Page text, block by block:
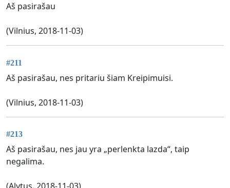
Aš pasirašau
(Vilnius, 2018-11-03)
#211
Aš pasirašau, nes pritariu šiam Kreipimuisi.
(Vilnius, 2018-11-03)
#213
Aš pasirašau, nes jau yra „perlenkta lazda“, taip
negalima.